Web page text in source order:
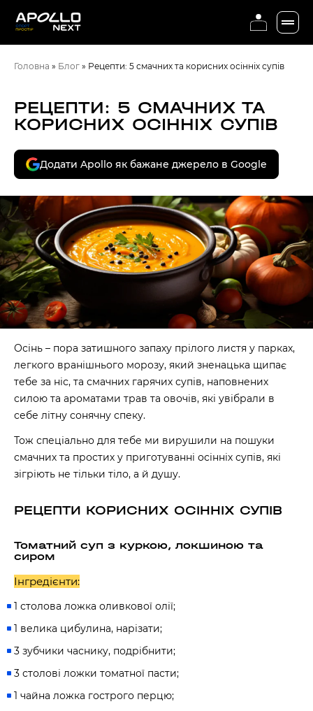
Головна » Блог » Рецепти: 5 смачних та корисних осінніх супів
РЕЦЕПТИ: 5 СМАЧНИХ ТА
КОРИСНИХ ОСІННІХ СУПІВ
Додати Apollo як бажане джерело в Google
Осінь – пора затишного запаху прілого листя у парках,
легкого вранішнього морозу, який зненацька щипає
тебе за ніс, та смачних гарячих супів, наповнених
силою та ароматами трав та овочів, які увібрали в
себе літну сонячну спеку.
Тож спеціально для тебе ми вирушили на пошуки
смачних та простих у приготуванні осінніх супів, які
зігріють не тільки тіло, а й душу.
РЕЦЕПТИ КОРИСНИХ ОСІННІХ СУПІВ
Томатний суп з куркою, локшиною та
сиром
Інгредієнти:
1 столова ложка оливкової олії;
1 велика цибулина, нарізати;
3 зубчики часнику, подрібнити;
3 столові ложки томатної пасти;
1 чайна ложка гострого перцю;